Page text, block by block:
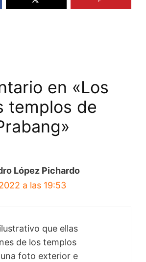
en «Los
templos de
López Pichardo
a las 19:53
que ellas
de los templos
foto exterior e